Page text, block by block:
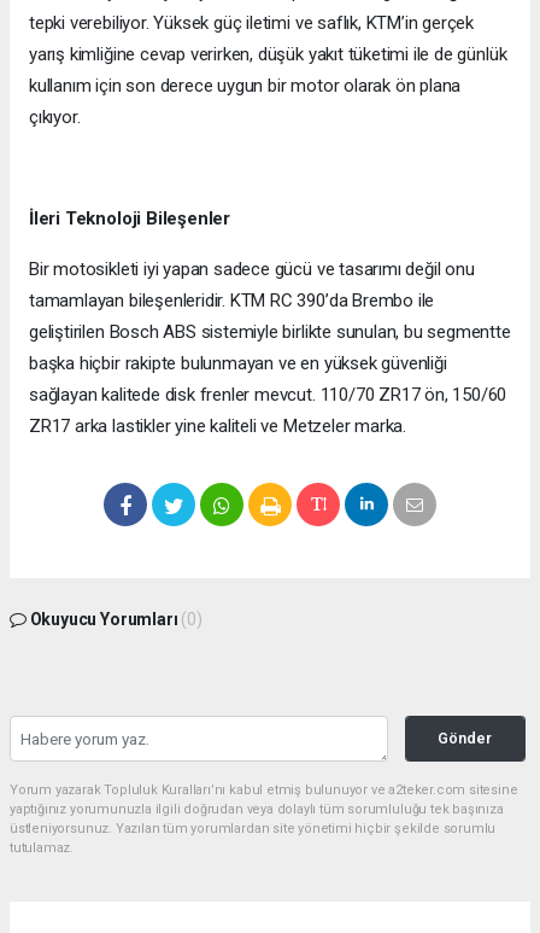
tepki verebiliyor. Yüksek güç iletimi ve saflık, KTM’in gerçek
yarış kimliğine cevap verirken, düşük yakıt tüketimi ile de günlük
kullanım için son derece uygun bir motor olarak ön plana
çıkıyor.
İleri Teknoloji Bileşenler
Bir motosikleti iyi yapan sadece gücü ve tasarımı değil onu
tamamlayan bileşenleridir. KTM RC 390’da Brembo ile
geliştirilen Bosch ABS sistemiyle birlikte sunulan, bu segmentte
başka hiçbir rakipte bulunmayan ve en yüksek güvenliği
sağlayan kalitede disk frenler mevcut. 110/70 ZR17 ön, 150/60
ZR17 arka lastikler yine kaliteli ve Metzeler marka.
Okuyucu Yorumları (0)
Gönder
Yorum yazarak Topluluk Kuralları’nı kabul etmiş bulunuyor ve a2teker.com sitesine
yaptığınız yorumunuzla ilgili doğrudan veya dolaylı tüm sorumluluğu tek başınıza
üstleniyorsunuz. Yazılan tüm yorumlardan site yönetimi hiçbir şekilde sorumlu
tutulamaz.